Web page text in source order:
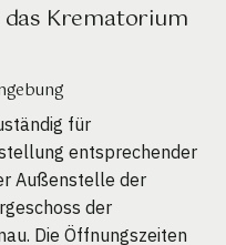
Krematorium
für
entsprechender
Außenstelle der
der
Die Öffnungszeiten